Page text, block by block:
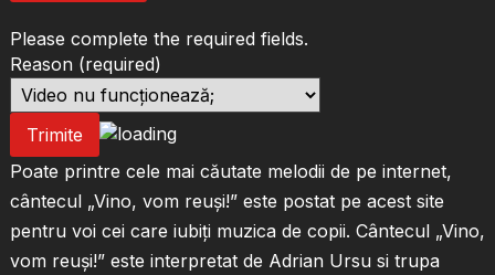
Please complete the required fields.
Reason (required)
Trimite
Poate printre cele mai căutate melodii de pe internet,
cântecul „Vino, vom reuși!” este postat pe acest site
pentru voi cei care iubiți muzica de copii. Cântecul „Vino,
vom reuși!” este interpretat de Adrian Ursu si trupa